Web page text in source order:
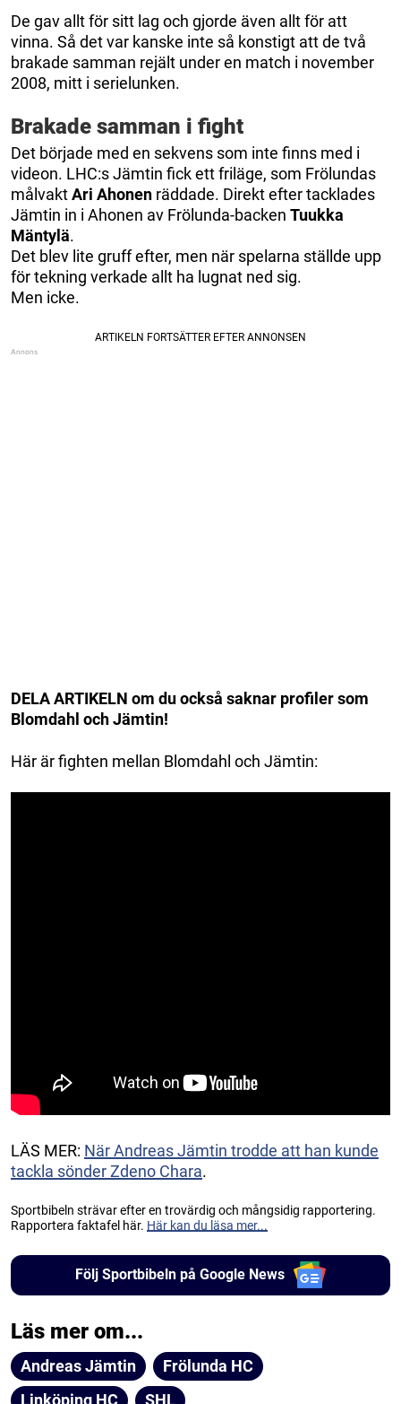
De gav allt för sitt lag och gjorde även allt för att
vinna. Så det var kanske inte så konstigt att de två
brakade samman rejält under en match i november
2008, mitt i serielunken.
Brakade samman i fight
Det började med en sekvens som inte finns med i
videon. LHC:s Jämtin fick ett friläge, som Frölundas
målvaktAri Ahonen räddade. Direkt efter tacklades
Jämtin in i Ahonen av Frölunda-backen Tuukka
Mäntylä.
Det blev lite gruff efter, men när spelarna ställde upp
för tekning verkade allt ha lugnat ned sig.
Men icke.
DELA ARTIKELN om du också saknar profiler som
Blomdahl och Jämtin!
Här är fighten mellan Blomdahl och Jämtin:
LÄS MER: När Andreas Jämtin trodde att han kunde
tackla sönder Zdeno Chara.
Sportbibeln strävar efter en trovärdig och mångsidig rapportering.
Rapportera faktafel här. Här kan du läsa mer...
Följ Sportbibeln på Google News
Läs mer om...
Andreas Jämtin
Frölunda HC
Linköping HC
SHL